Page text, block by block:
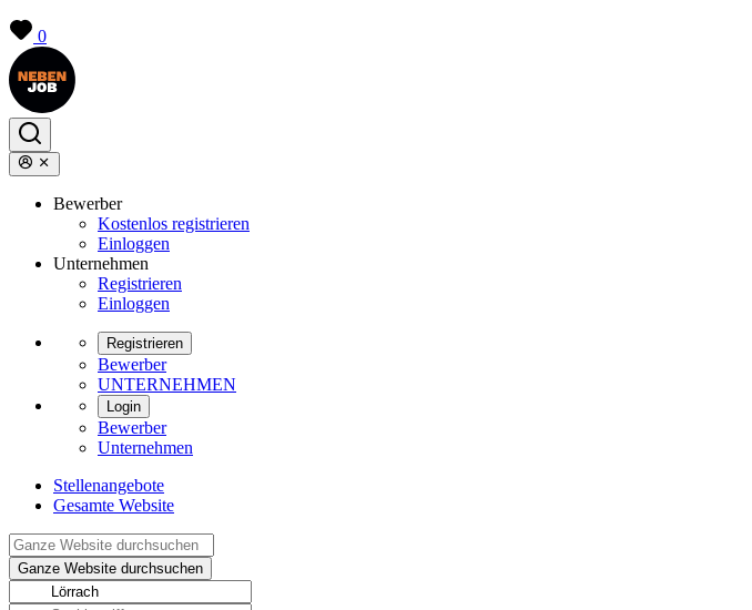
0
Bewerber
Kostenlos registrieren
Einloggen
Unternehmen
Registrieren
Einloggen
Registrieren
Bewerber
UNTERNEHMEN
Login
Bewerber
Unternehmen
Stellenangebote
Gesamte Website